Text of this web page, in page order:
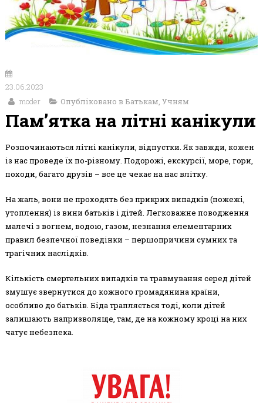
23.06.2023
moder
Опубліковано в Батькам Учням
Пам’ятка на літні канікули
Розпочинаються літні канікули, відпустки. Як завжди, кожен
із нас проведе їх по-різному. Подорожі, екскурсії, море, гори,
походи, багато друзів – все це чекає на нас влітку.
На жаль, вони не проходять без прикрих випадків (пожежі,
утоплення) із вини батьків і дітей. Легковажне поводження
малечі з вогнем, водою, газом, незнання елементарних
правил безпечної поведінки – першопричини сумних та
трагічних наслідків.
Кількість смертельних випадків та травмування серед дітей
змушує звернутися до кожного громадянина країни,
особливо до батьків. Біда трапляється тоді, коли дітей
залишають напризволяще, там, де на кожному кроці на них
чатує небезпека.